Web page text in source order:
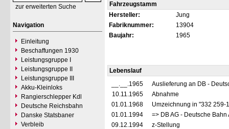
zur erweiterten Suche
Navigation
Einleitung
Beschaffungen 1930
Leistungsgruppe I
Leistungsgruppe II
Leistungsgruppe III
Akku-Kleinloks
Rangierschlepper Kdl
Deutsche Reichsbahn
Danske Statsbaner
Verbleib
Fahrzeugstamm
Hersteller:
Jung
Fabriknummer:
13904
Baujahr:
1965
Lebenslauf
__.__.1965
Auslieferung an DB -
10.11.1965
Abnahme
01.01.1968
Umzeichnung in "332 259-
01.01.1994
=> DB AG - Deutsche
09.12.1994
z-Stellung